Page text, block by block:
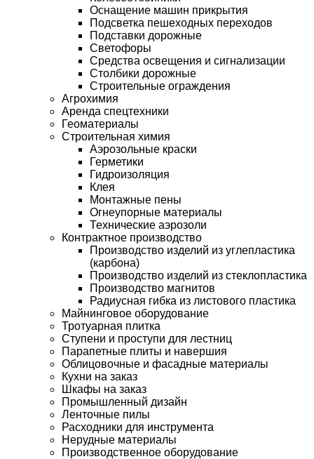
Оснащение машин прикрытия
Подсветка пешеходных переходов
Подставки дорожные
Светофоры
Средства освещения и сигнализации
Столбики дорожные
Строительные ограждения
Агрохимия
Аренда спецтехники
Геоматериалы
Строительная химия
Аэрозольные краски
Герметики
Гидроизоляция
Клея
Монтажные пены
Огнеупорные материалы
Технические аэрозоли
Контрактное производство
Производство изделий из углепластика
(карбона)
Производство изделий из стеклопластика
Производство магнитов
Радиусная гибка из листового пластика
Майнинговое оборудование
Тротуарная плитка
Ступени и проступи для лестниц
Парапетные плиты и навершия
Облицовочные и фасадные материалы
Кухни на заказ
Шкафы на заказ
Промышленный дизайн
Ленточные пилы
Расходники для инструмента
Нерудные материалы
Производственное оборудование